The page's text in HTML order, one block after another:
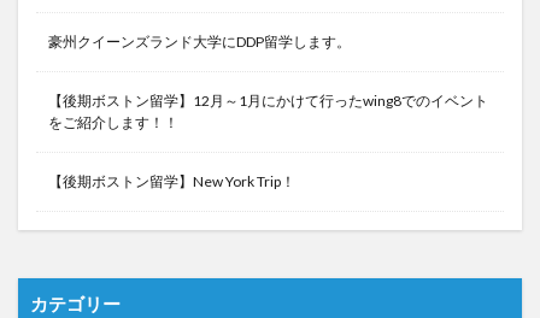
豪州クイーンズランド大学にDDP留学します。
【後期ボストン留学】12月～1月にかけて行ったwing8でのイベント
をご紹介します！！
【後期ボストン留学】New York Trip！
カテゴリー